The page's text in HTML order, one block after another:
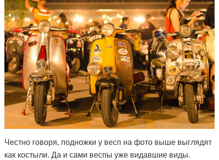
Честно говоря, подножки у весп на фото выше выглядят
как костыли. Да и сами веспы уже видавшие виды.